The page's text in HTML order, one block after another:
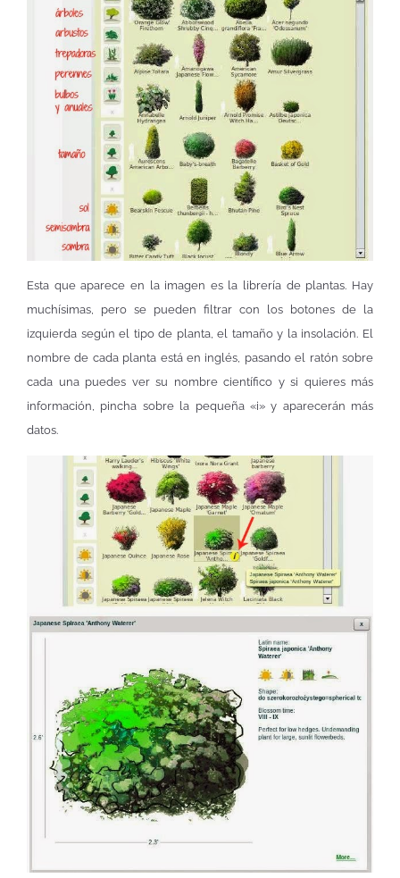
Esta que aparece en la imagen es la librería de plantas. Hay
muchísimas, pero se pueden filtrar con los botones de la
izquierda según el tipo de planta, el tamaño y la insolación. El
nombre de cada planta está en inglés, pasando el ratón sobre
cada una puedes ver su nombre científico y si quieres más
información, pincha sobre la pequeña «i» y aparecerán más
datos.